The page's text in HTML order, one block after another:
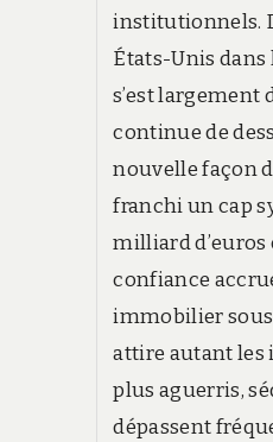
institutionnels.
États-Unis dans
s’est largement
continue de
nouvelle façon
franchi un cap
milliard
confiance
immobilier
attire autant les
plus aguerris,
dépassent